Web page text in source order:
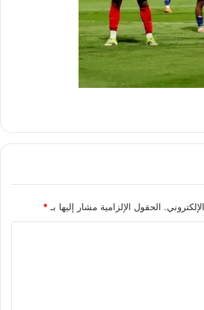
الحقول الإلزامية مشار إليها بـ *